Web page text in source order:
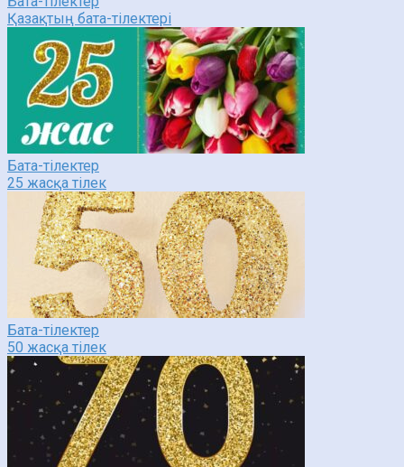
Қазақтың бата-тілектері
Бата-тілектер
25 жасқа тілек
Бата-тілектер
50 жасқа тілек